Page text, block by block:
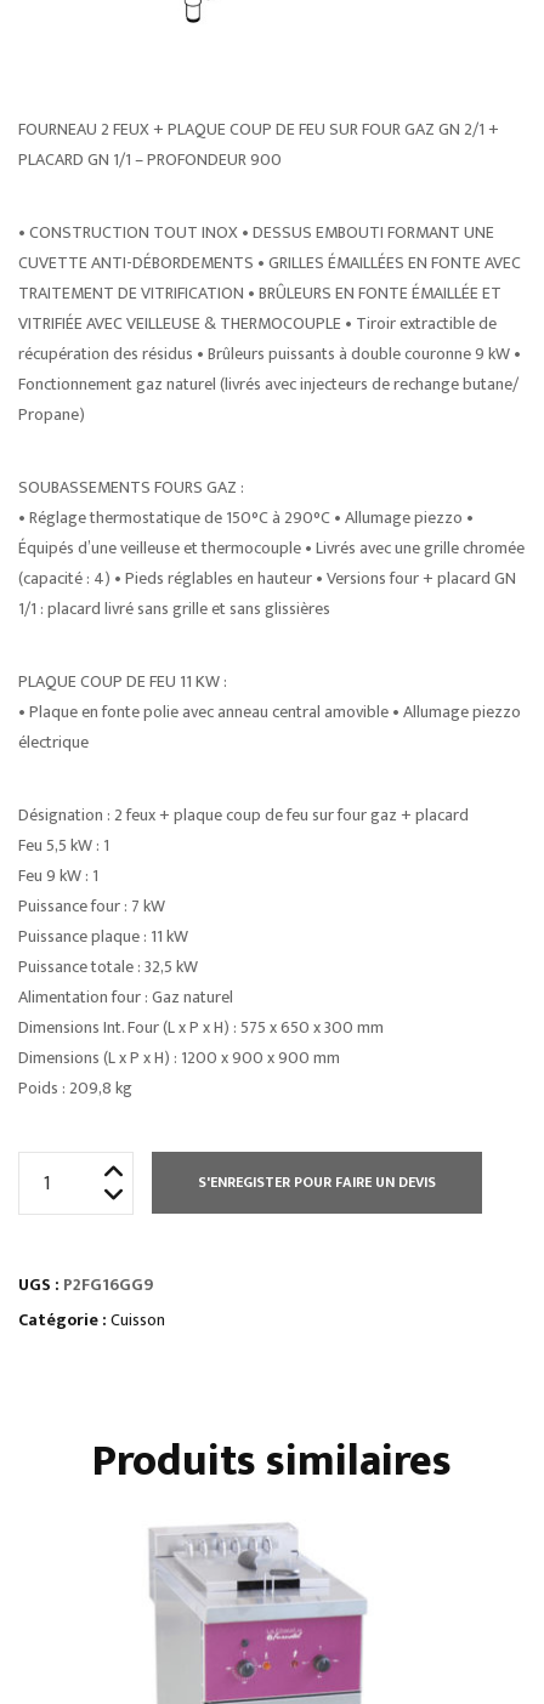
FOURNEAU 2 FEUX + PLAQUE COUP DE FEU SUR FOUR GAZ GN 2/1 +
PLACARD GN 1/1 – PROFONDEUR 900
• CONSTRUCTION TOUT INOX • DESSUS EMBOUTI FORMANT UNE
CUVETTE ANTI-DÉBORDEMENTS • GRILLES ÉMAILLÉES EN FONTE AVEC
TRAITEMENT DE VITRIFICATION • BRÛLEURS EN FONTE ÉMAILLÉE ET
VITRIFIÉE AVEC VEILLEUSE & THERMOCOUPLE • Tiroir extractible de
récupération des résidus • Brûleurs puissants à double couronne 9 kW •
Fonctionnement gaz naturel (livrés avec injecteurs de rechange butane/
Propane)
SOUBASSEMENTS FOURS GAZ :
• Réglage thermostatique de 150°C à 290°C • Allumage piezzo •
Équipés d’une veilleuse et thermocouple • Livrés avec une grille chromée
(capacité : 4) • Pieds réglables en hauteur • Versions four + placard GN
1/1 : placard livré sans grille et sans glissières
PLAQUE COUP DE FEU 11 KW :
• Plaque en fonte polie avec anneau central amovible • Allumage piezzo
électrique
Désignation : 2 feux + plaque coup de feu sur four gaz + placard
Feu 5,5 kW : 1
Feu 9 kW : 1
Puissance four : 7 kW
Puissance plaque : 11 kW
Puissance totale : 32,5 kW
Alimentation four : Gaz naturel
Dimensions Int. Four (L x P x H) : 575 x 650 x 300 mm
Dimensions (L x P x H) : 1200 x 900 x 900 mm
Poids : 209,8 kg
FEUX
/
S'ENREGISTER POUR FAIRE UN DEVIS
UGS : P2FG16GG9
Catégorie :Cuisson
Produits similaires